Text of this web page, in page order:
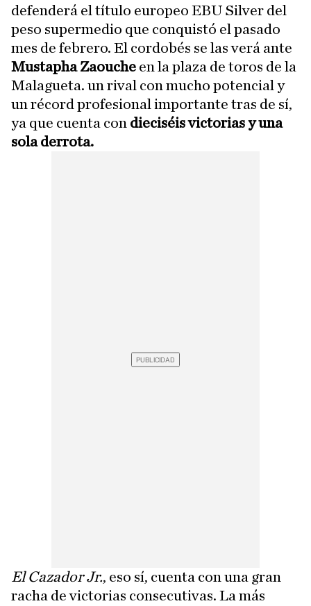
defenderá el título europeo EBU Silver del
peso supermedio que conquistó el pasado
mes de febrero. El cordobés se las verá ante
Mustapha Zaouche en la plaza de toros de la
Malagueta. un rival con mucho potencial y
un récord profesional importante tras de sí,
ya que cuenta con dieciséis victorias y una
sola derrota.
El Cazador Jr., eso sí, cuenta con una gran
racha de victorias consecutivas. La más